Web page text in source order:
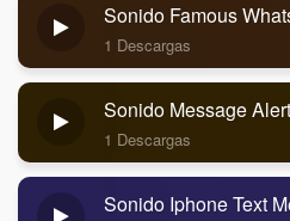
Sonido Famous
1 Descargas
Sonido Message
1 Descargas
Sonido Iphone Text